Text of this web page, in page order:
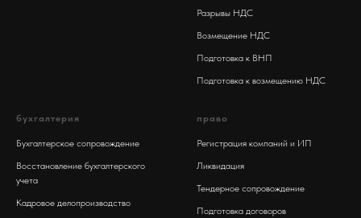
Разрывы НДС
Возмещение НДС
Подготовка к ВНП
Подготовка к возмещению НДС
бухгалтерия
Бухгалтерское сопровождение
Восстановление бухгалтерского
учета
Кадровое делопроизводство
право
Регистрация компаний и ИП
Ликвидация
Тендерное сопровождение
Подготовка договоров